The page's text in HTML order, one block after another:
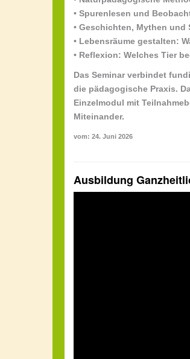
• Spurenlesen und
• Geschichten, Mythen und
• Lebensräume gestalten:
• Reflexion: Welches Tier
Das Seminar verbindet
die pädagogische Praxis.
Einzelmodul mit
Miteinander.
vom: 24. Juni 2026
Ausbildung